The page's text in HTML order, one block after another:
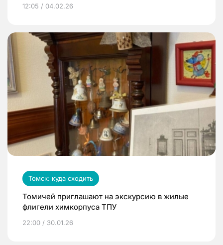
12:05 / 04.02.26
Томск: куда сходить
Томичей приглашают на экскурсию в жилые
флигели химкорпуса ТПУ
22:00 / 30.01.26